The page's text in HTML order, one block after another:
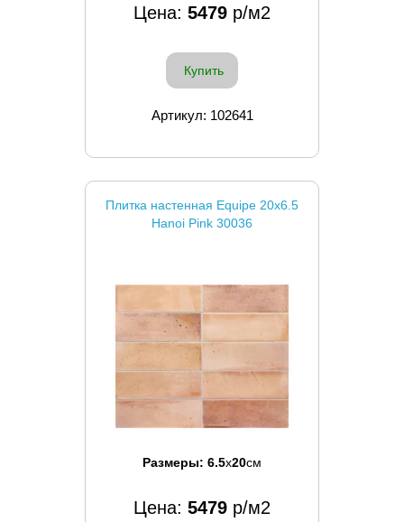
Цена: 5479 р/м2
Купить
Артикул: 102641
Плитка настенная Equipe 20x6.5
Hanoi Pink 30036
Размеры: 6.5x20см
Цена: 5479 р/м2